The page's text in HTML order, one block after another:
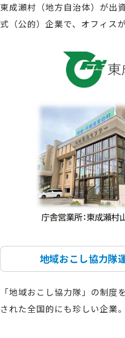
東成瀬村（地方自治体）が出
式（公的）企業で、オフィス
地域おこし協力隊
「地域おこし協力隊」の制度
された全国的にも珍しい企業。